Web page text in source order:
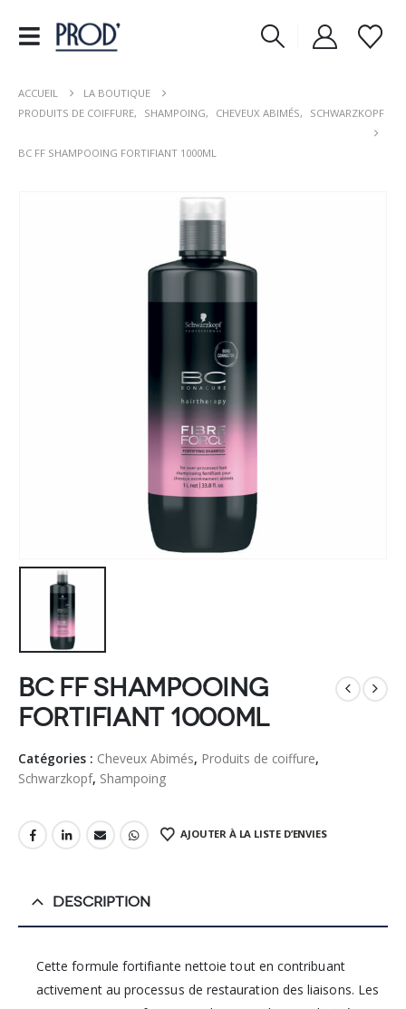
ACCUEIL
LA BOUTIQUE
PRODUITS DE COIFFURE, SHAMPOING, CHEVEUX ABIMÉS, SCHWARZKOPF
BC FF SHAMPOOING FORTIFIANT 1000ML
BC FF Shampooing
Fortifiant 1000ml
Catégories : Cheveux Abimés, Produits de coiffure,
Schwarzkopf, Shampoing
AJOUTER À LA LISTE D’ENVIES
DESCRIPTION
Cette formule fortifiante nettoie tout en contribuant
activement au processus de restauration des liaisons. Les